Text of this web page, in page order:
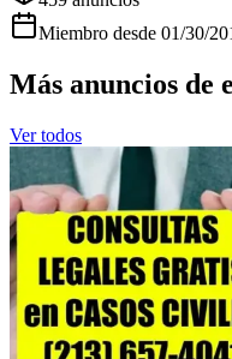
Miembro desde 01/30/
Más anuncios de
Ver todos